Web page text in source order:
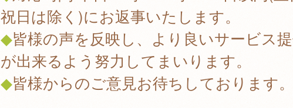
祝日は除く)にお返事いたします。
◆皆様の声を反映し、より良いサービス
が出来るよう努力してまいります。
◆皆様からのご意見お待ちしております